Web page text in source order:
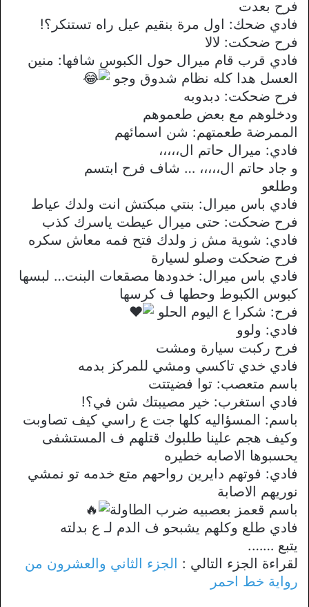
فرح بعدت
فادي ضحك: اول مرة بنقيم عيل راه تستنكر؟!
فرح ضحكت: لالا
فادي قرب قام ميرال حول الكبوس شافها: منين
العسل هدا كله نظام شدوق وجو
فرح ضحكت: دبدوبه
ودخلوهم مع بعض طعموهم
الممرضة طعمتهم: شن اسمائهم
فادي: ميرال حاتم ال،،،،،
و جاد حاتم ال،،،،، … شاف فرح ابتسم
وطلعو
فادي باس ميرال: بنتي مبكتش انت ولدك عياط
فرح ضحكت: حتى ميرال عيطت ياسرك كذب
فادي: شوية مش ز ولدك فتح فمه معاش سكره
فرح ضحكت وصلو لسيارة
فادي باس ميرال: خدودها مصقعات البنت… لبسها
كبوس الكبوط وحطها ف كرسها
فرح: شكرا ع اليوم الحلو
فادي: ولوو
فرح ركبت سيارة ومشت
فادي خدي تاكسي ومشي للمركز بدمه
باسم متعصب: توا فضيتتت
فادي استغرب: خير مصيبتك شن في؟!
باسم: المسؤاليه كلها جت ع راسي كيف تصاوبت
وكيف هجم علينا طلبوك قتلهم ف المستشفى
يحسبوها الاصابه خطيره
فادي: فوتهم دايرين رواحهم متع خدمه تو نمشي
نوريهم الاصابة
باسم قعمز بعصبيه ضرب الطاولة
فادي طلع وكلهم يشبحو ف الدم لـ ع بدلته
يتبع …….
لقراءة الجزء التالي : الجزء الثاني والعشرون من
رواية خط احمر